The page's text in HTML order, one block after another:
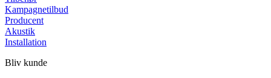
Kampagnetilbud
Producent
Akustik
Installation
Bliv kunde